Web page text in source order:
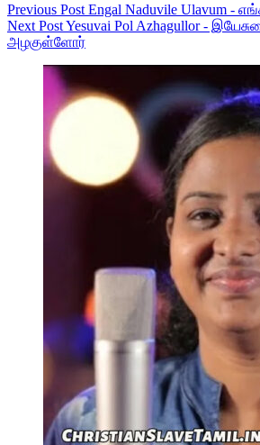
Previous Post Engal Naduvile Ulavum -
Next PostYesuvai Pol Azhagullor -
அழகுள்ளோர்